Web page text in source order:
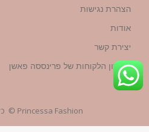
הצהרת נגישות
אודות
יצירת קשר
מועדון הלקוחות של פרינססה פאשן